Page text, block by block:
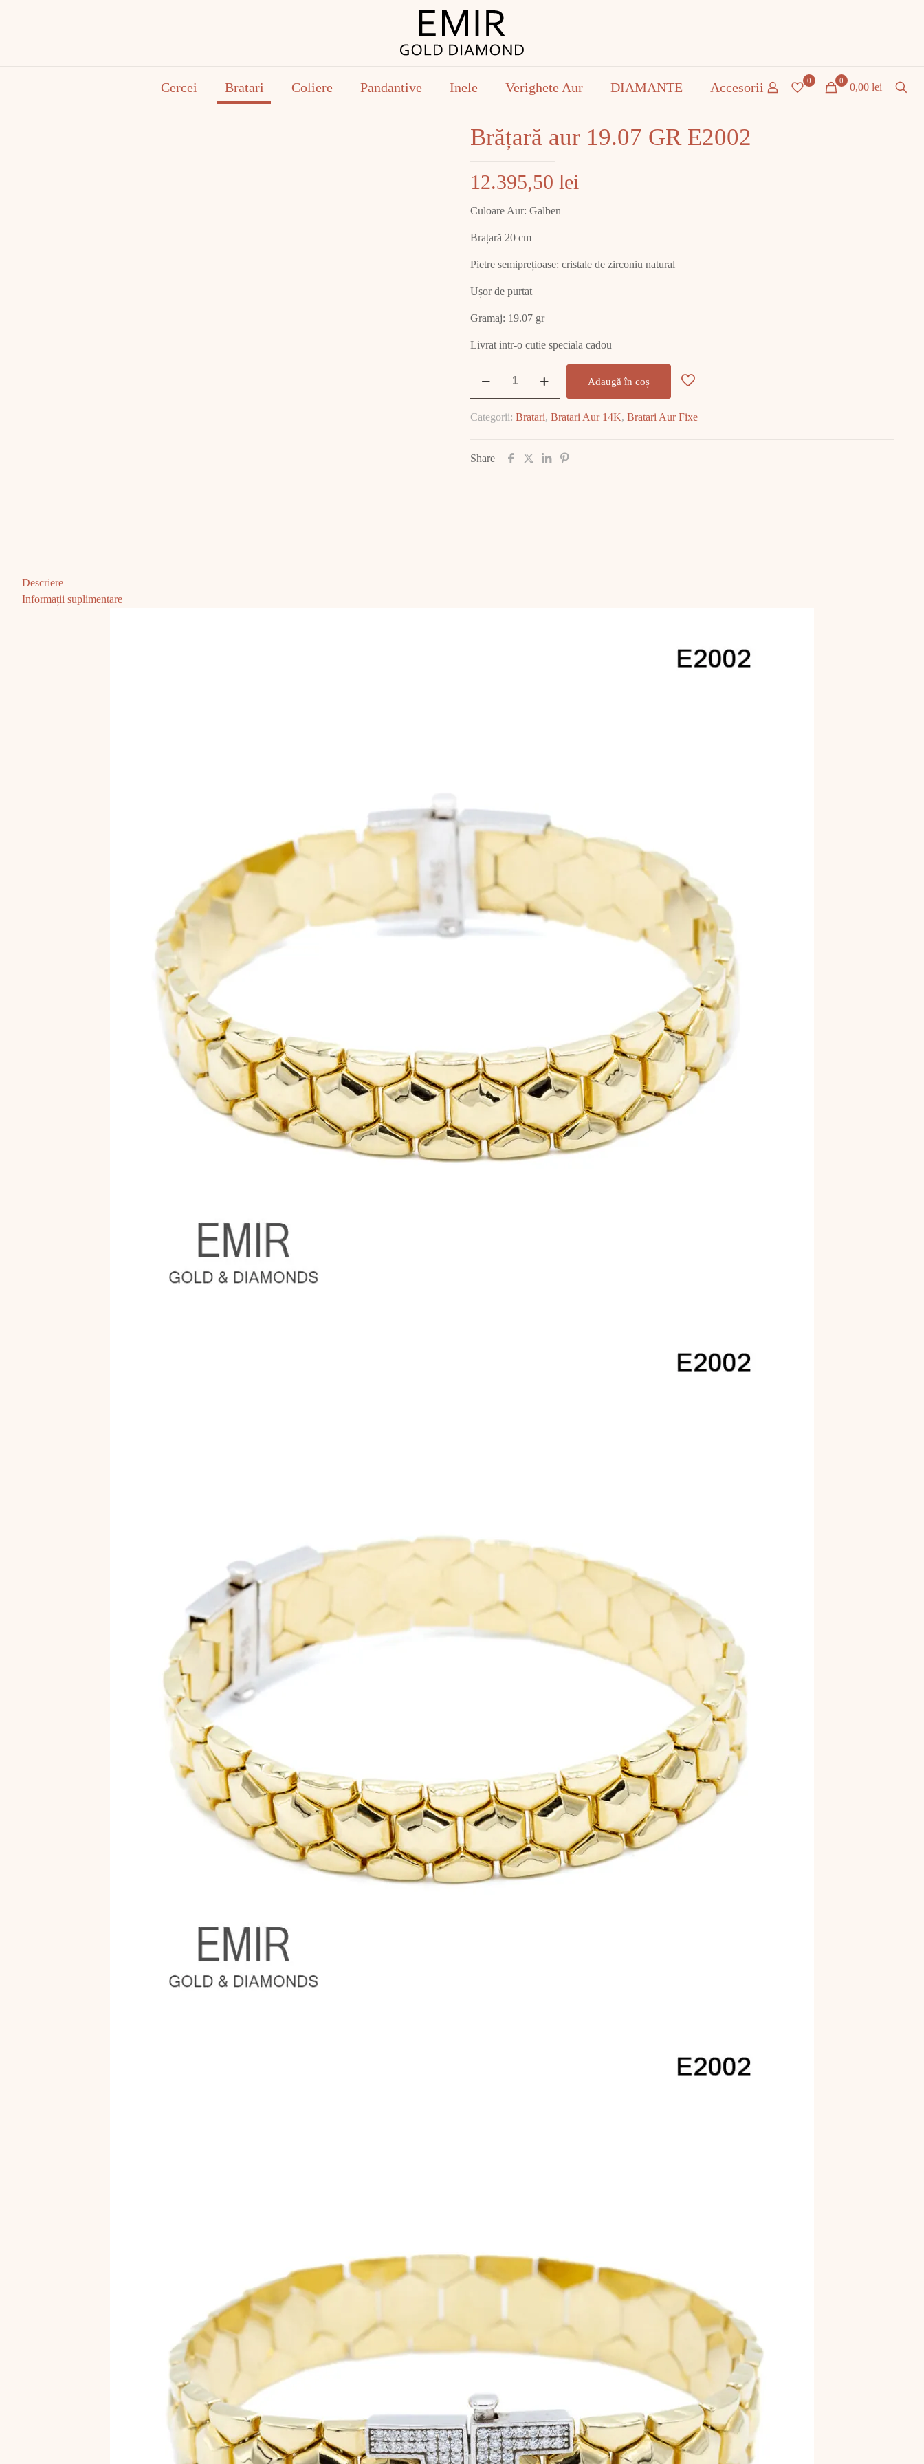
Cercei Bratari Coliere Pandantive Inele Verighete Aur DIAMANTE Accesorii 0 0
0,00 lei
Brățară aur 19.07 GR E2002
12.395,50 lei
Culoare Aur: Galben
Brațară 20 cm
Pietre semiprețioase: cristale de zirconiu natural
Ușor de purtat
Gramaj: 19.07 gr
Livrat intr-o cutie speciala cadou
19.07
E2002
Adaugă în coș
Categorii: Bratari, Bratari Aur 14K, Bratari Aur Fixe
Share
Descriere
Informații suplimentare